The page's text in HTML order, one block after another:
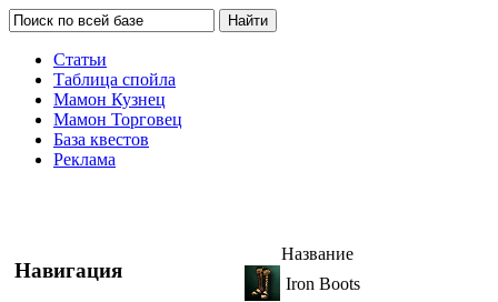
Статьи
Таблица спойла
Мамон Кузнец
Мамон Торговец
База квестов
Реклама
Навигация
Название
Iron Boots